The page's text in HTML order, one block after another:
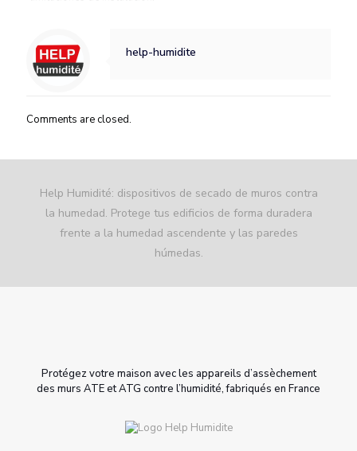
help-humidite
Comments are closed.
Help Humidité: dispositivos de secado de muros contra
la humedad. Protege tus edificios de forma duradera
frente a la humedad ascendente y las paredes
húmedas.
Protégez votre maison avec les appareils d’assèchement
des murs ATE et ATG contre l’humidité, fabriqués en France